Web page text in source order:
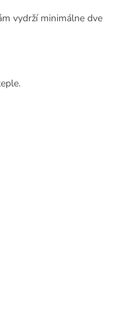
vydrží minimálne dve